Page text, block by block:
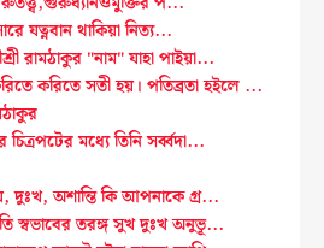
যত্নবান থাকিয়া নিত্য...
রামঠাকুর "নাম" যাহা পাইয়া...
করিতে সতী হয়। পতিব্রতা হইলে ...
মধ্যে তিনি সর্ব্বদা...
দুঃখ, অশান্তি কি আপনাকে গ্র...
স্বভাবের তরঙ্গ সুখ দুঃখ অনুভূ...